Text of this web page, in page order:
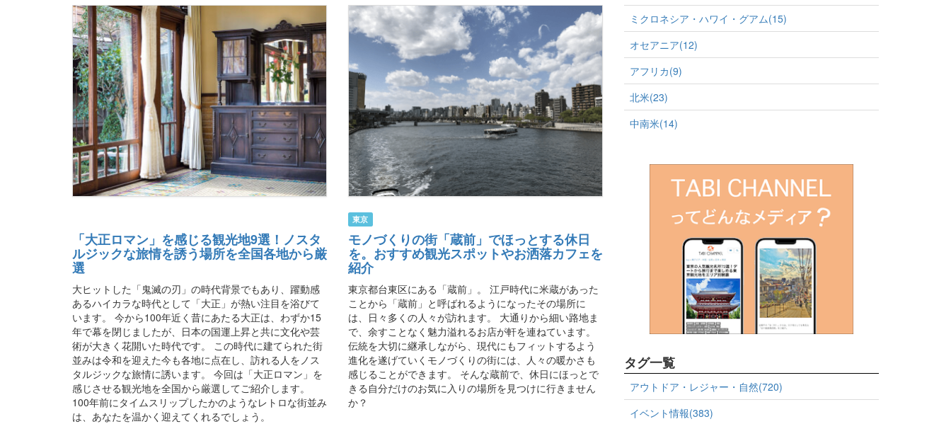
「大正ロマン」を感じる観光地9選！ノスタ
ルジックな旅情を誘う場所を全国各地から厳
選
大ヒットした「鬼滅の刃」の時代背景でもあり、躍動感
あるハイカラな時代として「大正」が熱い注目を浴びて
います。 今から100年近く昔にあたる大正は、わずか15
年で幕を閉じましたが、日本の国運上昇と共に文化や芸
術が大きく花開いた時代です。 この時代に建てられた街
並みは令和を迎えた今も各地に点在し、訪れる人をノス
タルジックな旅情に誘います。 今回は「大正ロマン」を
感じさせる観光地を全国から厳選してご紹介します。
100年前にタイムスリップしたかのようなレトロな街並み
は、あなたを温かく迎えてくれるでしょう。
東京
モノづくりの街「蔵前」でほっとする休日
を。おすすめ観光スポットやお洒落カフェを
紹介
東京都台東区にある「蔵前」。 江戸時代に米蔵があった
ことから「蔵前」と呼ばれるようになったその場所に
は、日々多くの人々が訪れます。 大通りから細い路地ま
で、余すことなく魅力溢れるお店が軒を連ねています。
伝統を大切に継承しながら、現代にもフィットするよう
進化を遂げていくモノづくりの街には、人々の暖かさも
感じることができます。 そんな蔵前で、休日にほっとで
きる自分だけのお気に入りの場所を見つけに行きません
か？
ミクロネシア・ハワイ・グアム(15)
オセアニア(12)
アフリカ(9)
北米(23)
中南米(14)
タグ一覧
アウトドア・レジャー・自然(720)
イベント情報(383)